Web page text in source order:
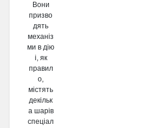
Вони
призво
дять
механіз
ми в дію
і, як
правил
о,
містять
декільк
а шарів
спеціал